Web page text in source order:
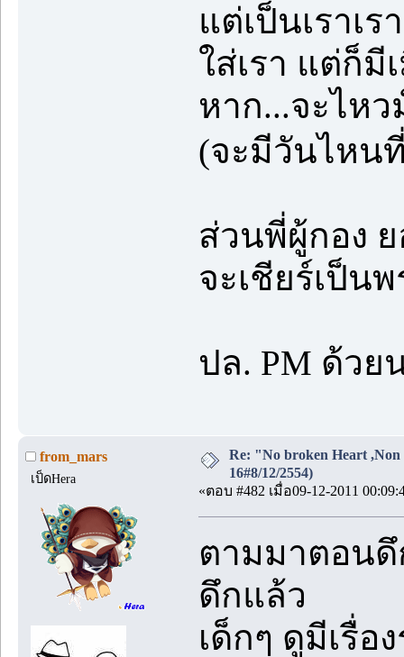
แต่เป็นเราเ
ใส่เรา แต่ก็มี
หาก...จะไห
(จะมีวันไหน
ส่วนพี่ผู้กอง
จะเชียร์เป็น
ปล. PM ด้วย
from_mars
เป็ดHera
Re: "No broken Heart
16#8/12/2554)
«ตอบ #482 เมื่อ09-12-2011
ตามมาตอนดึ
ดึกแล้ว
เด็กๆ ดูมีเรื่